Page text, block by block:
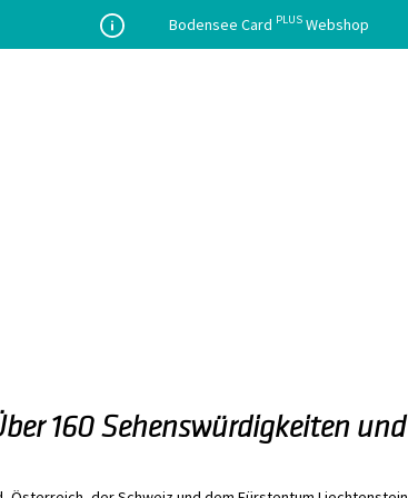
Bodensee Card PLUSWebshop
160 Sehenswürdigkeiten